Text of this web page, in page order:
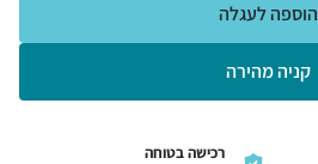
קניה מהירה
הוספה לעגלה
רכישה בטוחה